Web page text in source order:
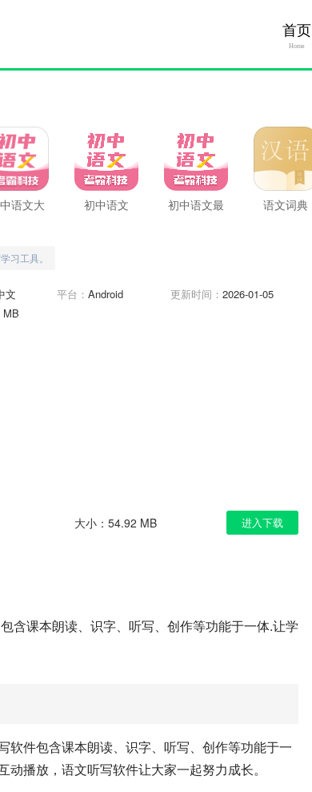
首页
Home
语文大
初中语文
初中语文最
语文词典
习工具。
文 平台： Android 更新时间： 2026-01-05
MB
大小：54.92 MB 进入下载
含课本朗读、识字、听写、创作等功能于一体.让学
软件包含课本朗读、识字、听写、创作等功能于一
播放，语文听写软件让大家一起努力成长。